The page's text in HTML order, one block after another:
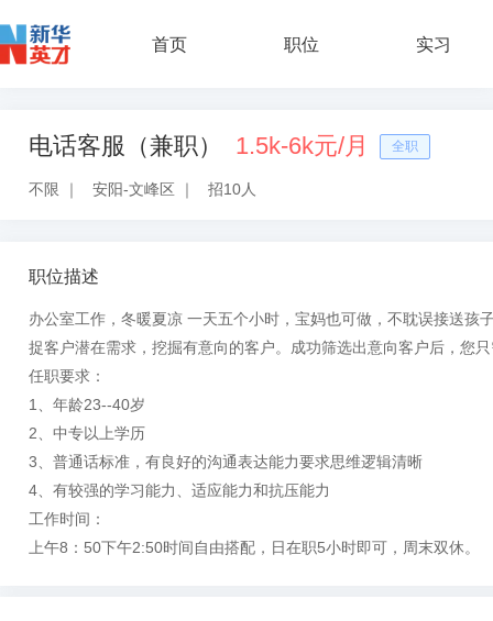
首页 职位 实习
电话客服（兼职） 1.5k-6k元/月 全职
不限 ｜ 安阳-文峰区 ｜ 招10人
职位描述
办公室工作，冬暖夏凉 一天五个小时，宝妈也可做，不耽误接送孩
捉客户潜在需求，挖掘有意向的客户。成功筛选出意向客户后，您
任职要求：
1、年龄23--40岁
2、中专以上学历
3、普通话标准，有良好的沟通表达能力要求思维逻辑清晰
4、有较强的学习能力、适应能力和抗压能力
工作时间：
上午8：50下午2:50时间自由搭配，日在职5小时即可，周末双休。